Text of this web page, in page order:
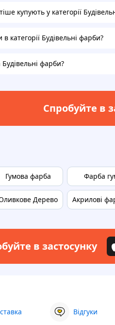
купують у категорії
в категорії Будівельні фарби?
фарби?
Спробуйте в
Гумова фарба
Дерево
Фарба
Акрилові
в застосунку
Відгуки